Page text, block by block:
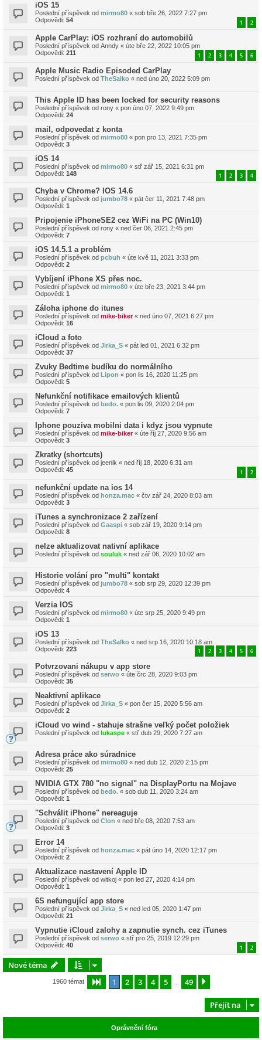
iOS 15
Poslední příspěvek od mirmo80 « sob bře 26, 2022 7:27 pm
Odpovědi: 54 1 2
Apple CarPlay: iOS rozhraní do automobilů
Poslední příspěvek od Anndy « úte bře 22, 2022 10:05 pm
Odpovědi: 211 1 2 3 4 5 6
Apple Music Radio Episoded CarPlay
Poslední příspěvek od TheSalko « ned úno 20, 2022 5:09 pm
This Apple ID has been locked for security reasons
Poslední příspěvek od rony « pon úno 07, 2022 9:49 pm
Odpovědi: 24
mail, odpovedat z konta
Poslední příspěvek od mirmo80 « pon pro 13, 2021 7:35 pm
Odpovědi: 3
iOS 14
Poslední příspěvek od mirmo80 « stř zář 15, 2021 6:31 pm
Odpovědi: 148 1 2 3 4
Chyba v Chrome? IOS 14.6
Poslední příspěvek od jumbo78 « pát čer 11, 2021 7:48 pm
Odpovědi: 1
Pripojenie iPhoneSE2 cez WiFi na PC (Win10)
Poslední příspěvek od rony « ned čer 06, 2021 2:45 pm
Odpovědi: 7
iOS 14.5.1 a problém
Poslední příspěvek od pcbuh « úte kvě 11, 2021 3:33 pm
Odpovědi: 2
Vybíjení iPhone XS přes noc.
Poslední příspěvek od mirmo80 « úte bře 23, 2021 3:44 pm
Odpovědi: 1
Záloha iphone do itunes
Poslední příspěvek od mike-biker« ned úno 07, 2021 6:27 pm
Odpovědi: 16
iCloud a foto
Poslední příspěvek od Jirka_S « pát led 01, 2021 6:32 pm
Odpovědi: 37
Zvuky Bedtime budíku do normálního
Poslední příspěvek od Lipon « pon lis 16, 2020 11:25 pm
Odpovědi: 5
Nefunkční notifikace emailových klientů
Poslední příspěvek od bedo. « pon lis 09, 2020 2:04 pm
Odpovědi: 7
Iphone pouziva mobilni data i kdyz jsou vypnute
Poslední příspěvek od mike-biker« úte říj 27, 2020 9:56 am
Odpovědi: 3
Zkratky (shortcuts)
Poslední příspěvek od jeenik « ned říj 18, 2020 6:31 am
Odpovědi: 45 1 2
nefunkční update na ios 14
Poslední příspěvek od honza.mac « čtv zář 24, 2020 8:03 am
Odpovědi: 3
iTunes a synchronizace 2 zařízení
Poslední příspěvek od Gaaspi « sob zář 19, 2020 9:14 pm
Odpovědi: 8
nelze aktualizovat nativní aplikace
Poslední příspěvek od souluk « ned zář 06, 2020 10:02 am
Historie volání pro "multi" kontakt
Poslední příspěvek od jumbo78 « sob srp 29, 2020 12:39 pm
Odpovědi: 4
Verzia IOS
Poslední příspěvek od mirmo80 « úte srp 25, 2020 9:49 pm
Odpovědi: 1
iOS 13
Poslední příspěvek od TheSalko « ned srp 16, 2020 10:18 am
Odpovědi: 223 1 2 3 4 5 6
Potvrzovani nákupu v app store
Poslední příspěvek od serwo « úte črc 28, 2020 9:03 pm
Odpovědi: 35
Neaktivní aplikace
Poslední příspěvek od Jirka_S « pon čer 15, 2020 5:56 am
Odpovědi: 2
iCloud vo wind - stahuje strašne veľký počet položiek
Poslední příspěvek od lukaspe « stř dub 29, 2020 7:27 am
Adresa práce ako súradnice
Poslední příspěvek od mirmo80 « ned dub 12, 2020 2:15 pm
Odpovědi: 25
NVIDIA GTX 780 "no signal" na DisplayPortu na Mojave
Poslední příspěvek od bedo. « sob dub 11, 2020 3:24 am
Odpovědi: 1
"Schválit iPhone" nereaguje
Poslední příspěvek od Clon « ned bře 08, 2020 7:53 am
Odpovědi: 3
Error 14
Poslední příspěvek od honza.mac « pát úno 14, 2020 12:17 pm
Odpovědi: 2
Aktualizace nastavení Apple ID
Poslední příspěvek od witkoj « pon led 27, 2020 4:14 pm
Odpovědi: 1
6S nefungující app store
Poslední příspěvek od Jirka_S « ned led 05, 2020 1:47 pm
Odpovědi: 21
Vypnutie iCloud zalohy a zapnutie synch. cez iTunes
Poslední příspěvek od serwo « stř pro 25, 2019 12:29 pm
Odpovědi: 40 1 2
Nové téma
1960 témat Stránka z 49
1 2 3 4 5 49
Přejít na
Oprávnění fóra